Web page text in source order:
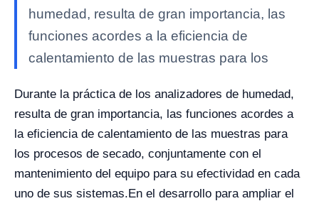
humedad, resulta de gran importancia, las
funciones acordes a la eficiencia de
calentamiento de las muestras para los
Durante la práctica de los analizadores de humedad,
resulta de gran importancia, las funciones acordes a
la eficiencia de calentamiento de las muestras para
los procesos de secado, conjuntamente con el
mantenimiento del equipo para su efectividad en cada
uno de sus sistemas.En el desarrollo para ampliar el